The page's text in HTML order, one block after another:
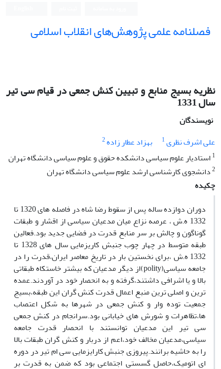
فصلنامه علمی پژوهش‌های انقلاب اسلامی
نظریه بسیج منابع و تبیین کنش جمعی در قیام سی تیر
سال 1331
نویسندگان
علی اشرف نظری1 بهزاد عطار زاده2
1 استادیار علوم سیاسی دانشکده حقوق و علوم سیاسی دانشگاه تهران
2دانشجوی کارشناسی ارشد علوم سیاسی دانشگاه تهران
چکیده
دوران دوازده ساله پس از سقوط رضا شاه در فاصله های 1320 تا
1332 ه.ش ، عرصه نزاع میان مدعیان سیاسی از اقشار و طبقات
گوناگون و چالش بر سر منابع قدرت در فضایی جدید بود.فعالین
طبقه متوسط در چهار چوب جنبش کاریزمایی سال های 1328 تا
1332 ه.ش ،برای نخستین بار در تاریخ معاصر ایران،قدرت را در
جامعه سیاسی(polity)از دیگر مدعیان که بیشتر خاستکاه طبقاتی
بالا و یا اشرافی داشتند،گرفته و به انحصار خود در آوردند.عمده
ترین و اصلی ترین منبع اعمال قدرت کنش گران این طبقه،بسیج
جمعیت توده وار و کنش جمعی در شهرها به شکل اعتصاب
ها،تظاهرات و شورش های خیابانی بود.سرانجام در کنش جمعی
سی تیر این مدعیان توانستند با انحصار قدرت جامعه
سیاسی،مدعیان مخالف خود،اعم از دربار و کنش گران طبقات بالا
را به حاشیه برانند.پیروزی جنبش کارایزمایی سی ام تیر در دوره
ای اتومیک،حاصل گسستی اجتماعی بود که ضمن به قدرت بر